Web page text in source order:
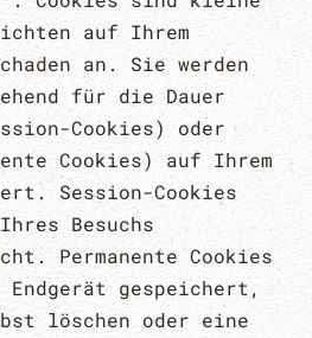
auf Ihrem
an. Sie werden
für die Dauer
Cookies) oder
Cookies) auf Ihrem
Session-Cookies
Besuchs
Permanente Cookies
gespeichert,
löschen oder eine